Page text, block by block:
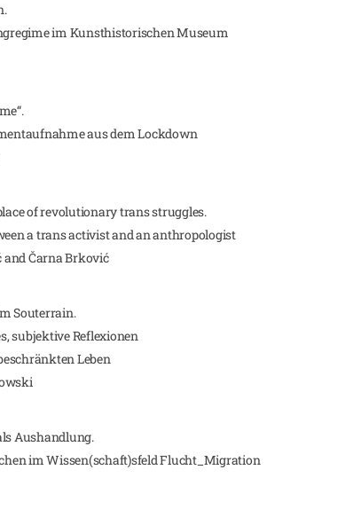
im Kunsthistorischen Museum
aus dem Lockdown
of revolutionary trans struggles.
a trans activist and an anthropologist
and Čarna Brković
Souterrain.
subjektive Reflexionen
Leben
Aushandlung.
im Wissen(schaft)sfeld Flucht_Migration